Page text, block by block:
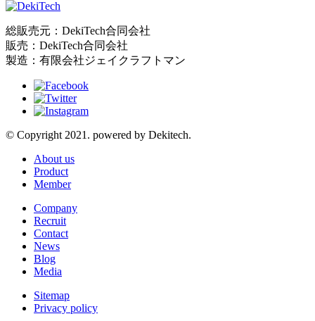
総販売元：DekiTech合同会社
販売：DekiTech合同会社
製造：有限会社ジェイクラフトマン
© Copyright 2021. powered by Dekitech.
About us
Product
Member
Company
Recruit
Contact
News
Blog
Media
Sitemap
Privacy policy